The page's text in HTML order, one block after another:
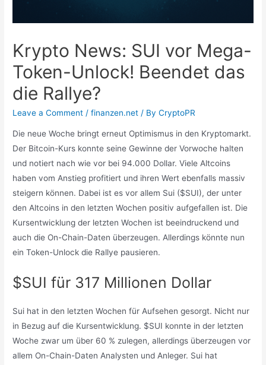
Krypto News: SUI vor Mega-
Token-Unlock! Beendet das
die Rallye?
Leave a Comment /finanzen.net / ByCryptoPR
Die neue Woche bringt erneut Optimismus in den Kryptomarkt.
Der Bitcoin-Kurs konnte seine Gewinne der Vorwoche halten
und notiert nach wie vor bei 94.000 Dollar. Viele Altcoins
haben vom Anstieg profitiert und ihren Wert ebenfalls massiv
steigern können. Dabei ist es vor allem Sui ($SUI), der unter
den Altcoins in den letzten Wochen positiv aufgefallen ist. Die
Kursentwicklung der letzten Wochen ist beeindruckend und
auch die On-Chain-Daten überzeugen. Allerdings könnte nun
ein Token-Unlock die Rallye pausieren.
$SUI für 317 Millionen Dollar
Sui hat in den letzten Wochen für Aufsehen gesorgt. Nicht nur
in Bezug auf die Kursentwicklung. $SUI konnte in der letzten
Woche zwar um über 60 % zulegen, allerdings überzeugen vor
allem On-Chain-Daten Analysten und Anleger. Sui hat